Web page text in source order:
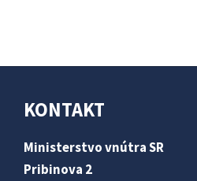
KONTAKT
Ministerstvo vnútra SR
Pribinova 2